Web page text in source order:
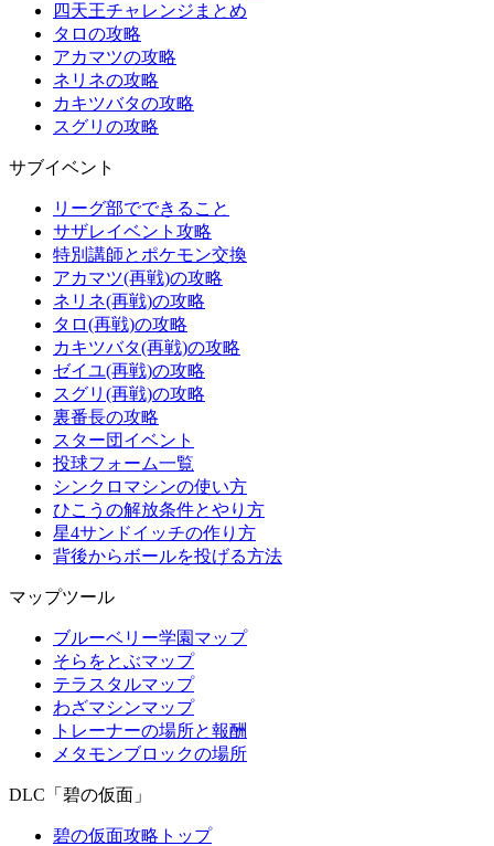
四天王チャレンジまとめ
タロの攻略
アカマツの攻略
ネリネの攻略
カキツバタの攻略
スグリの攻略
サブイベント
リーグ部でできること
サザレイベント攻略
特別講師とポケモン交換
アカマツ(再戦)の攻略
ネリネ(再戦)の攻略
タロ(再戦)の攻略
カキツバタ(再戦)の攻略
ゼイユ(再戦)の攻略
スグリ(再戦)の攻略
裏番長の攻略
スター団イベント
投球フォーム一覧
シンクロマシンの使い方
ひこうの解放条件とやり方
星4サンドイッチの作り方
背後からボールを投げる方法
マップツール
ブルーベリー学園マップ
そらをとぶマップ
テラスタルマップ
わざマシンマップ
トレーナーの場所と報酬
メタモンブロックの場所
DLC「碧の仮面」
碧の仮面攻略トップ